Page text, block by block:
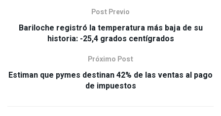
Post Previo
Bariloche registró la temperatura más baja de su
historia: -25,4 grados centígrados
Próximo Post
Estiman que pymes destinan 42% de las ventas al pago
de impuestos